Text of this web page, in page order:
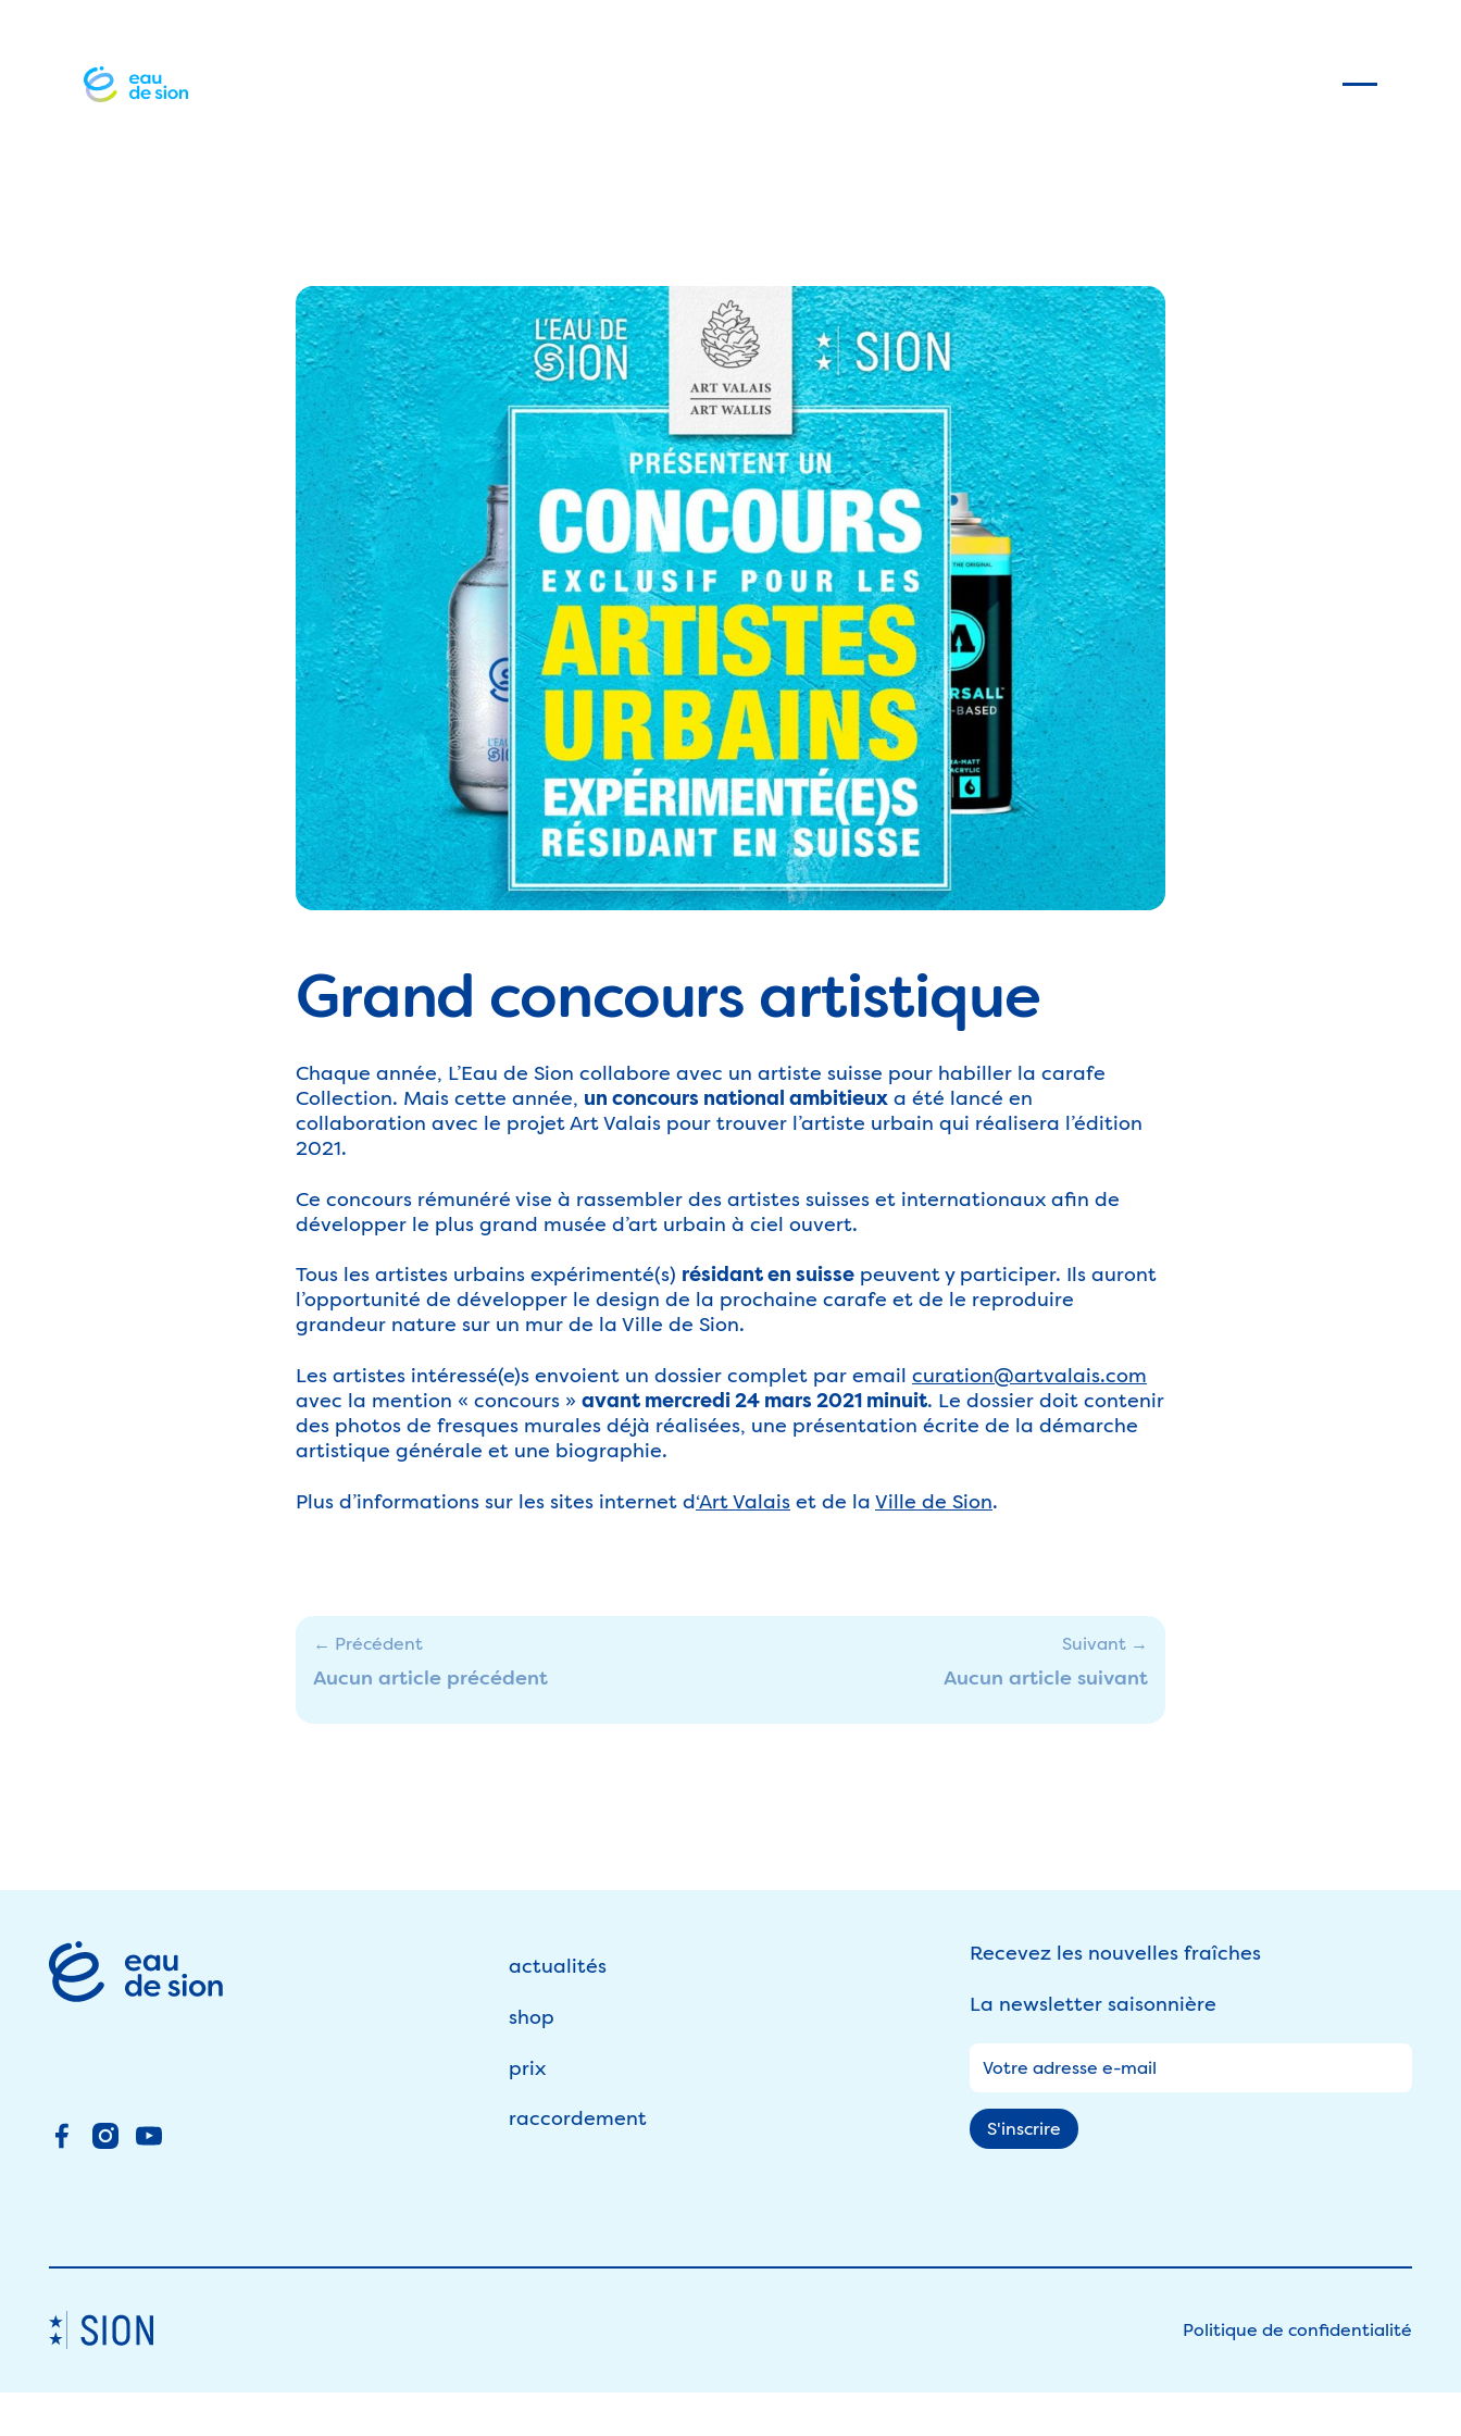
Grand concours artistique
Chaque année, L’Eau de Sion collabore avec un artiste suisse pour habiller la carafe
Collection. Mais cette année, un concours national ambitieux a été lancé en
collaboration avec le projet Art Valais pour trouver l’artiste urbain qui réalisera l’édition
2021.
Ce concours rémunéré vise à rassembler des artistes suisses et internationaux afin de
développer le plus grand musée d’art urbain à ciel ouvert.
Tous les artistes urbains expérimenté(s) résidant en suisse peuvent y participer. Ils auront
l’opportunité de développer le design de la prochaine carafe et de le reproduire
grandeur nature sur un mur de la Ville de Sion.
Les artistes intéressé(e)s envoient un dossier complet par email curation@artvalais.com
avec la mention « concours » avant mercredi 24 mars 2021 minuit. Le dossier doit contenir
des photos de fresques murales déjà réalisées, une présentation écrite de la démarche
artistique générale et une biographie.
Plus d’informations sur les sites internet d‘Art Valais et de la Ville de Sion.
← Précédent
Aucun article précédent
Suivant →
Aucun article suivant
actualités
shop
prix
raccordement
Recevez les nouvelles fraîches
La newsletter saisonnière
Politique de confidentialité